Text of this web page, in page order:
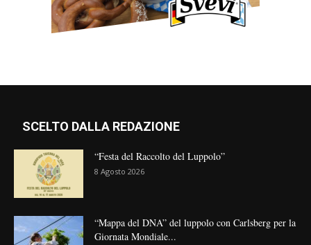
SCELTO DALLA REDAZIONE
“Festa del Raccolto del Luppolo”
8 Agosto 2026
“Mappa del DNA” del luppolo con Carlsberg per la
Giornata Mondiale...